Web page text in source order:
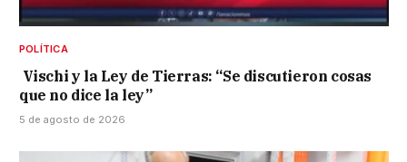
POLÍTICA
Vischi y la Ley de Tierras: “Se discutieron cosas
que no dice la ley”
5 de agosto de 2026